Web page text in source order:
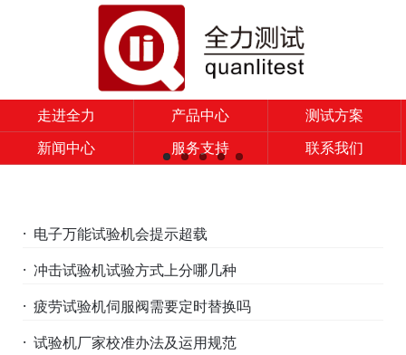
走进全力 产品中心
测试方案
新闻中心
服务支持 联系我们
· 电子万能试验机会提示超载
· 冲击试验机试验方式上分哪几种
· 疲劳试验机伺服阀需要定时替换吗
· 试验机厂家校准办法及运用规范